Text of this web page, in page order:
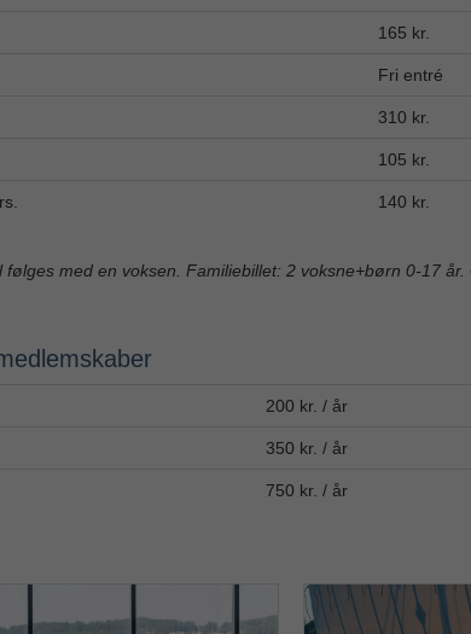
165 kr.
Fri entré
310 kr.
105 kr.
140 kr.
med en voksen. Familiebillet: 2 voksne+børn 0-17
200 kr. / år
350 kr. / år
750 kr. / år